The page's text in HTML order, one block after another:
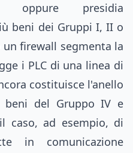
oppure presidia
beni dei Gruppi I, II o
firewall segmenta la
i PLC di una linea di
costituisce l'anello
beni del Gruppo IV e
caso, ad esempio, di
in comunicazione